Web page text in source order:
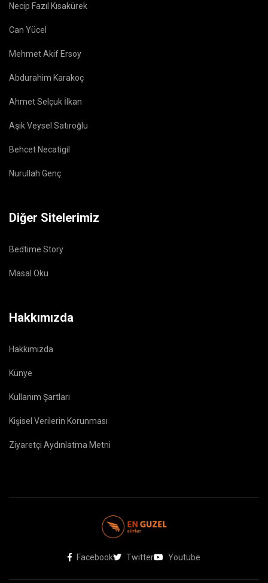
Necip Fazıl Kısakürek
Can Yücel
Mehmet Akif Ersoy
Abdurahim Karakoç
Ahmet Selçuk İlkan
Aşık Veysel Satıroğlu
Behcet Necatigil
Nurullah Genç
Diğer Sitelerimiz
Bedtime Story
Masal Oku
Hakkımızda
Hakkımızda
Künye
Kullanım Şartları
Kişisel Verilerin Korunması
Ziyaretçi Aydınlatma Metni
Facebook Twitter Youtube